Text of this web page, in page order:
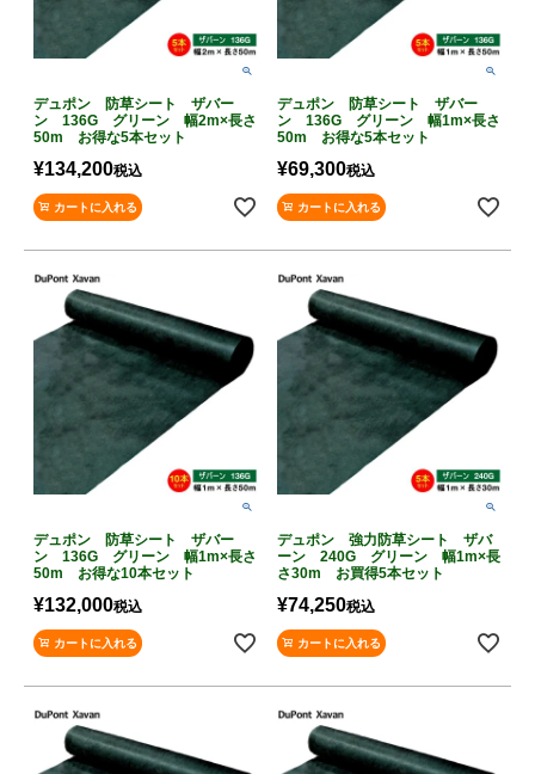
デュポン 防草シート ザバー
ン 136G グリーン 幅2m×長さ
50m お得な5本セット
¥134,200税込
カートに入れる
デュポン 防草シート ザバー
ン 136G グリーン 幅1m×長さ
50m お得な5本セット
¥69,300税込
カートに入れる
デュポン 防草シート ザバー
ン 136G グリーン 幅1m×長さ
50m お得な10本セット
¥132,000税込
カートに入れる
デュポン 強力防草シート ザバ
ーン 240G グリーン 幅1m×長
さ30m お買得5本セット
¥74,250税込
カートに入れる